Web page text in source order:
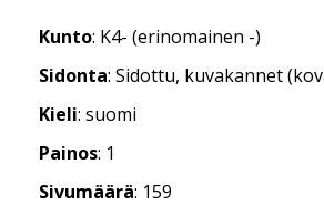
Kunto: K4- (erinomainen -)
Sidonta: Sidottu, kuvakannet
Kieli: suomi
Painos: 1
Sivumäärä: 159